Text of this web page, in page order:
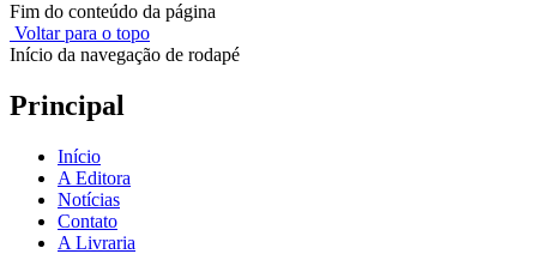
Fim do conteúdo da página
Voltar para o topo
Início da navegação de rodapé
Principal
Início
A Editora
Notícias
Contato
A Livraria